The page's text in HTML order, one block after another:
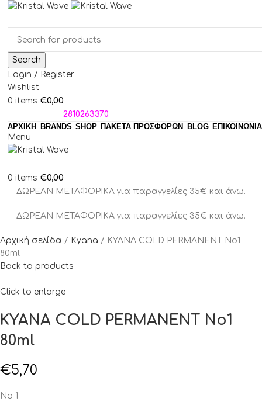
Search
Login / Register
Wishlist
0 items €0,00
2810263370
ΑΡΧΙΚΗ
BRANDS SHOP ΠΑΚΈΤΑ ΠΡΟΣΦΟΡΏΝ BLOG ΕΠΙΚΟΙΝΩΝΙΑ
Menu
0 items €0,00
ΔΩΡΕΑΝ ΜΕΤΑΦΟΡΙΚΑ για παραγγελίες 35€ και άνω.
ΔΩΡΕΑΝ ΜΕΤΑΦΟΡΙΚΑ για παραγγελίες 35€ και άνω.
Αρχική σελίδα Kyana
KYANA COLD PERMANENT Νο1
80ml
Back to products
Click to enlarge
KYANA COLD PERMANENT Νο1
80ml
€5,70
No 1